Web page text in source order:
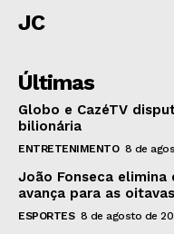
JC
Últimas
Globo e CazéTV
bilionária
ENTRETENIMENTO 8 de
João Fonseca elimina
avança para as
ESPORTES 8 de agosto de